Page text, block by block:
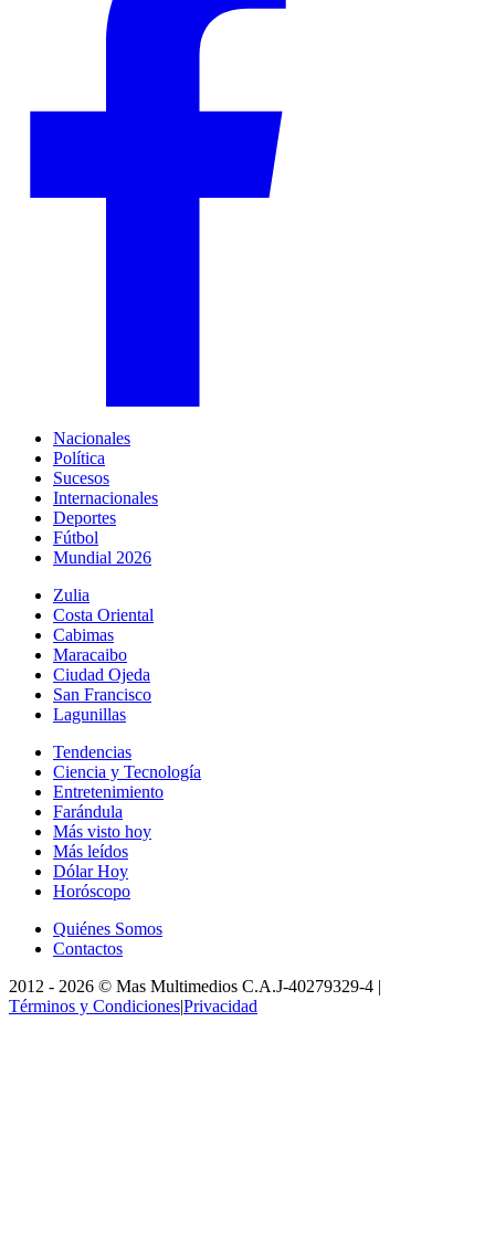
Nacionales
Política
Sucesos
Internacionales
Deportes
Fútbol
Mundial 2026
Zulia
Costa Oriental
Cabimas
Maracaibo
Ciudad Ojeda
San Francisco
Lagunillas
Tendencias
Ciencia y Tecnología
Entretenimiento
Farándula
Más visto hoy
Más leídos
Dólar Hoy
Horóscopo
Quiénes Somos
Contactos
2012 - 2026 © Mas Multimedios C.A.J-40279329-4 |
Términos y Condiciones|Privacidad